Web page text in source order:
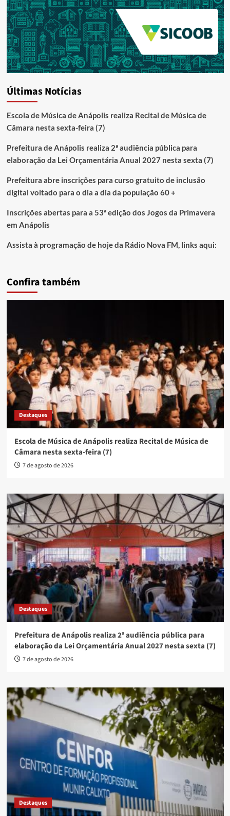
Últimas Notícias
Escola de Música de Anápolis realiza Recital de Música de
Câmara nesta sexta-feira (7)
Prefeitura de Anápolis realiza 2ª audiência pública para
elaboração da Lei Orçamentária Anual 2027 nesta sexta (7)
Prefeitura abre inscrições para curso gratuito de inclusão
digital voltado para o dia a dia da população 60 +
Inscrições abertas para a 53ª edição dos Jogos da Primavera
em Anápolis
Assista à programação de hoje da Rádio Nova FM, links aqui:
Confira também
Destaques
Escola de Música de Anápolis realiza Recital de Música de
Câmara nesta sexta-feira (7)
7 de agosto de 2026
Destaques
Prefeitura de Anápolis realiza 2ª audiência pública para
elaboração da Lei Orçamentária Anual 2027 nesta sexta (7)
7 de agosto de 2026
Destaques